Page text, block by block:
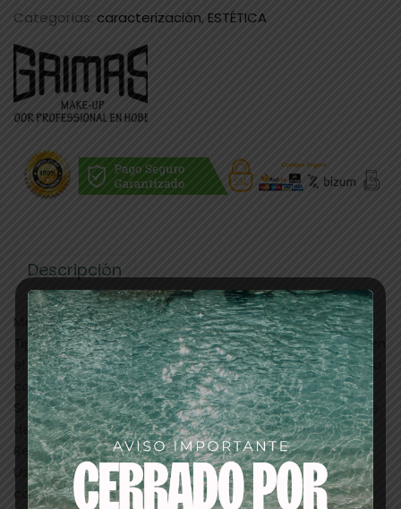
Categorías: caracterización, ESTÉTICA
Descripción
Método de trabajo
Tipcrème se puede aplicar directamente en la piel o en
el pelo. Usted puede aplicarlo directamente del tubo o
con un pincel.
Si la Tipcrème se aplica encima del Water Make-up, se
debe trabajar rápido y sin frotar.
Remover
Usted retira Tipcrème con Grimas Cleansing Cream o
con agua y jabón.